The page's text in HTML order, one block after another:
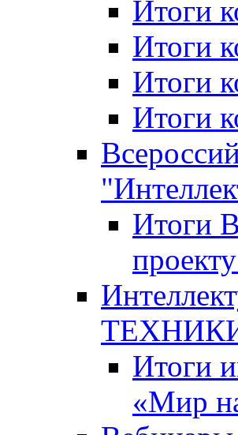
Итоги
Итоги
Итоги
Итоги
Итоги
Итоги
«Мир